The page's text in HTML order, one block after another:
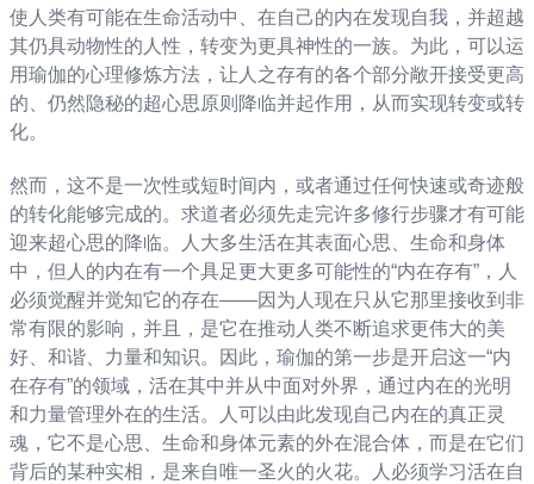
使人类有可能在生命活动中、在自己的内在发现自我，并超越
其仍具动物性的人性，转变为更具神性的一族。为此，可以运
用瑜伽的心理修炼方法，让人之存有的各个部分敞开接受更高
的、仍然隐秘的超心思原则降临并起作用，从而实现转变或转
化。
然而，这不是一次性或短时间内，或者通过任何快速或奇迹般
的转化能够完成的。求道者必须先走完许多修行步骤才有可能
迎来超心思的降临。人大多生活在其表面心思、生命和身体
中，但人的内在有一个具足更大更多可能性的“内在存有”，人
必须觉醒并觉知它的存在——因为人现在只从它那里接收到非
常有限的影响，并且，是它在推动人类不断追求更伟大的美
好、和谐、力量和知识。因此，瑜伽的第一步是开启这一“内
在存有”的领域，活在其中并从中面对外界，通过内在的光明
和力量管理外在的生活。人可以由此发现自己内在的真正灵
魂，它不是心思、生命和身体元素的外在混合体，而是在它们
背后的某种实相，是来自唯一圣火的火花。人必须学习活在自